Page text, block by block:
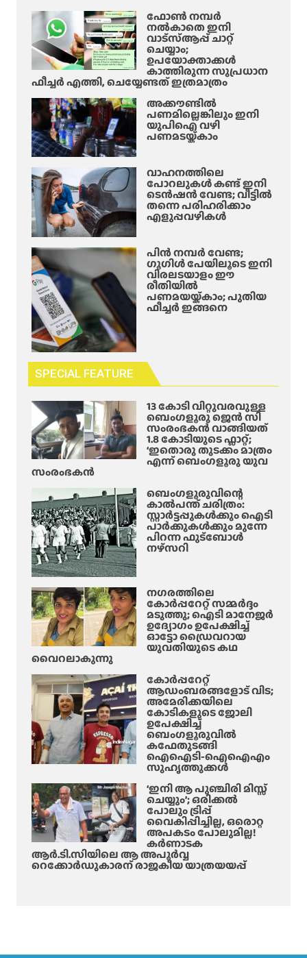
ഫോൺ നമ്പർ
നൽകാതെ ഇനി
വാട്‌സ്ആപ്പ് ചാറ്റ്
ചെയ്യാം;
ഉപയോക്താക്കൾ
കാത്തിരുന്ന സുപ്രധാന
ഫീച്ചർ എത്തി, ചെയ്യേണ്ടത് ഇത്രമാത്രം
അക്കൗണ്ടിൽ
പണമില്ലെങ്കിലും ഇനി
യുപിഐ വഴി
പണമടയ്ക്കാം
വാഹനത്തിലെ
പോറലുകൾ കണ്ട് ഇനി
ടെൻഷൻ വേണ്ട; വീട്ടിൽ
തന്നെ പരിഹരിക്കാം
എളുപ്പവഴികൾ
പിൻ നമ്പർ വേണ്ട;
ഗൂഗിൾ പേയിലൂടെ ഇനി
വിരലടയാളം ഈ
രീതിയിൽ
പണമയയ്ക്കാം; പുതിയ
ഫീച്ചർ ഇങ്ങനെ
SPECIAL FEATURE
13 കോടി വിറ്റുവരവുള്ള
ബെംഗളൂരു ജെൻ സി
സംരംഭകൻ വാങ്ങിയത്
1.8 കോടിയുടെ ഫ്ലാറ്റ്;
‘ഇതൊരു തുടക്കം മാത്രം
എന്ന് ബെംഗളൂരു യുവ
സംരംഭകൻ
ബെംഗളൂരുവിന്റെ
കാൽപന്ത് ചരിത്രം:
സ്റ്റാർട്ടപ്പുകൾക്കും ഐടി
പാർക്കുകൾക്കും മുന്നേ
പിറന്ന ഫുട്ബോൾ
നഴ്സറി
നഗരത്തിലെ
കോർപ്പറേറ്റ് സമ്മർദ്ദം
മടുത്തു; ഐടി മാനേജർ
ഉദ്യോഗം ഉപേക്ഷിച്ച്
ഓട്ടോ ഡ്രൈവറായ
യുവതിയുടെ കഥ
വൈറലാകുന്നു
കോർപ്പറേറ്റ്
ആഡംബരങ്ങളോട് വിട;
അമേരിക്കയിലെ
കോടികളുടെ ജോലി
ഉപേക്ഷിച്ച്
ബെംഗളൂരുവിൽ
കഫേതുടങ്ങി
ഐഐടി-ഐഐഎം
സുഹൃത്തുക്കൾ
‘ഇനി ആ പുഞ്ചിരി മിസ്സ്
ചെയ്യും’; ഒരിക്കൽ
പോലും ട്രിപ്പ്
വൈകിപ്പിച്ചില്ല, ഒരൊറ്റ
അപകടം പോലുമില്ല!
കർണാടക
ആർ.ടി.സിയിലെ ആ അപൂർവ്വ
റെക്കോർഡുകാരന് രാജകീയ യാത്രയയപ്പ്